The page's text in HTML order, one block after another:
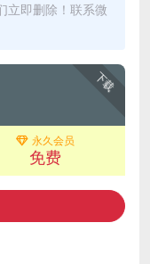
立即删除！联系微
下载
永久会员
免费